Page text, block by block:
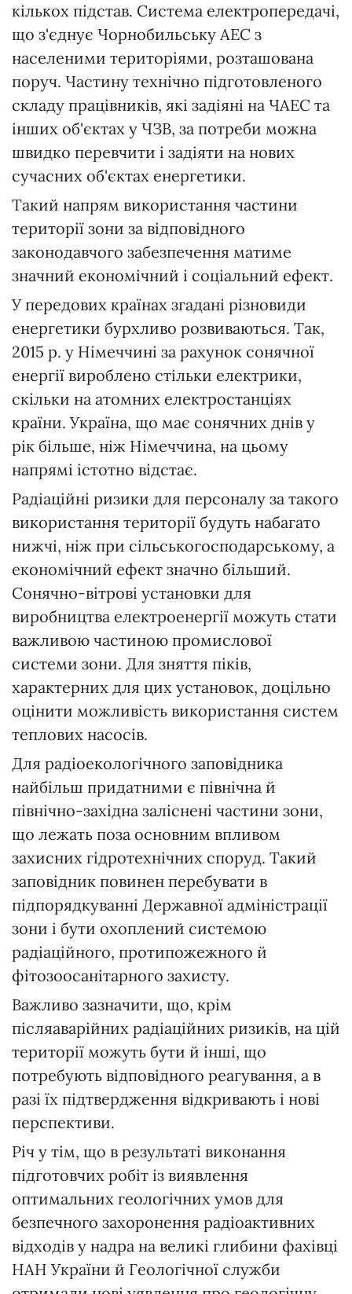
кількох підстав. Система електропередачі,
що з'єднує Чорнобильську АЕС з
населеними територіями, розташована
поруч. Частину технічно підготовленого
складу працівників, які задіяні на ЧАЕС та
інших об'єктах у ЧЗВ, за потреби можна
швидко перевчити і задіяти на нових
сучасних об'єктах енергетики.
Такий напрям використання частини
території зони за відповідного
законодавчого забезпечення матиме
значний економічний і соціальний ефект.
У передових країнах згадані різновиди
енергетики бурхливо розвиваються. Так,
2015 р. у Німеччині за рахунок сонячної
енергії вироблено стільки електрики,
скільки на атомних електростанціях
країни. Україна, що має сонячних днів у
рік більше, ніж Німеччина, на цьому
напрямі істотно відстає.
Радіаційні ризики для персоналу за такого
використання території будуть набагато
нижчі, ніж при сільськогосподарському, а
економічний ефект значно більший.
Сонячно-вітрові установки для
виробництва електроенергії можуть стати
важливою частиною промислової
системи зони. Для зняття піків,
характерних для цих установок, доцільно
оцінити можливість використання систем
теплових насосів.
Для радіоекологічного заповідника
найбільш придатними є північна й
північно-західна заліснені частини зони,
що лежать поза основним впливом
захисних гідротехнічних споруд. Такий
заповідник повинен перебувати в
підпорядкуванні Державної адміністрації
зони і бути охоплений системою
радіаційного, протипожежного й
фітозоосанітарного захисту.
Важливо зазначити, що, крім
післяаварійних радіаційних ризиків, на цій
території можуть бути й інші, що
потребують відповідного реагування, а в
разі їх підтвердження відкривають і нові
перспективи.
Річ у тім, що в результаті виконання
підготовчих робіт із виявлення
оптимальних геологічних умов для
безпечного захоронення радіоактивних
відходів у надра на великі глибини фахівці
НАН України й Геологічної служби